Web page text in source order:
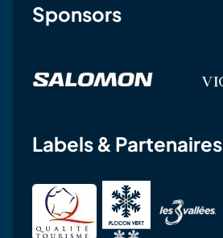
Sponsors
Labels & Partenaires